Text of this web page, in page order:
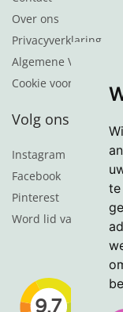
te
Over ons
Privacyverklaring
Algemene
Cookie voorkeuren
Volg ons
Instagram
Facebook
Pinterest
Word lid van de